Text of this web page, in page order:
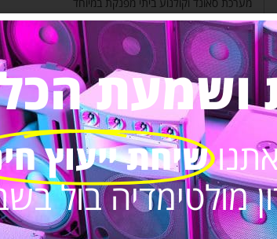
מערכת שמע וקולנוע ביתי למרפסת ולגינה
מערכת סאונד וקולנוע ביתי מפנקת במיוחד
מערכת שמע איכותית לסאונד ביתי ברמה גבוהה
מערכת סאונד לעסקים ולחנויות עם רמקולים שקועים
מערכת סאונד איכותית למסעדות ובתי קפה
ושמעת
שיחת ייעוץ
מולטימדיה בול